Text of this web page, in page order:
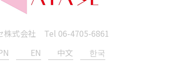
株式会社 Tel 06-4705-6861
EN 中文 한국